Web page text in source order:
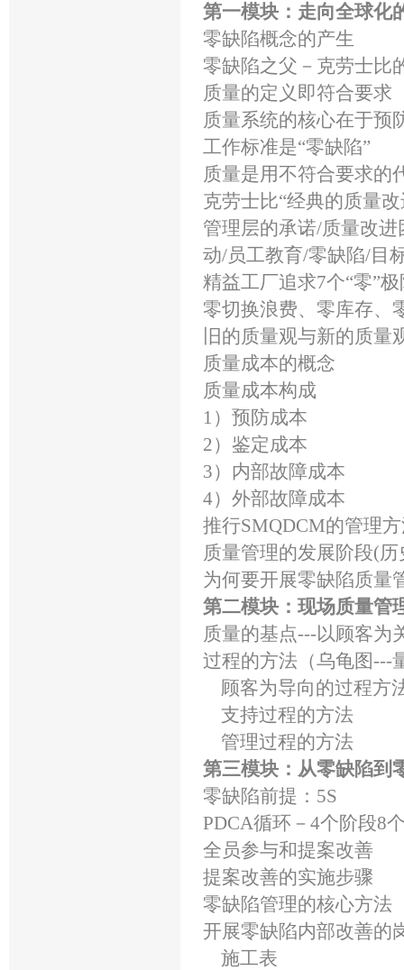
第一模块：走向全球化
零缺陷概念的产生
零缺陷之父－克劳士比
质量的定义即符合要求
质量系统的核心在于预
工作标准是“零缺陷”
质量是用不符合要求的
克劳士比“经典的质量
管理层的承诺/质量改
动/员工教育/零缺陷/目
精益工厂追求7个“零”
零切换浪费、零库存、
旧的质量观与新的质量
质量成本的概念
质量成本构成
1）预防成本
2）鉴定成本
3）内部故障成本
4）外部故障成本
推行SMQDCM的管理
质量管理的发展阶段(历
为何要开展零缺陷质量
第二模块：现场质量管
质量的基点---以顾客为
过程的方法（乌龟图---
顾客为导向的过程方
支持过程的方法
管理过程的方法
第三模块：从零缺陷到
零缺陷前提：5S
PDCA循环－4个阶段8
全员参与和提案改善
提案改善的实施步骤
零缺陷管理的核心方法
开展零缺陷内部改善
施工表